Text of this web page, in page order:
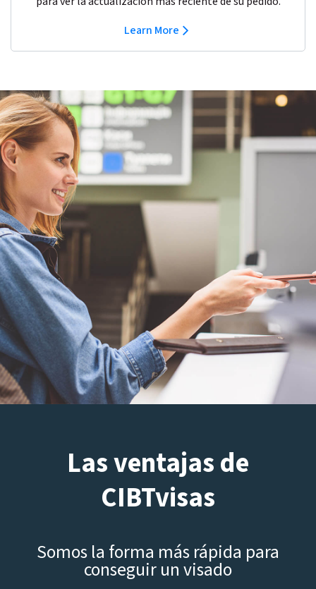
Learn More
Las ventajas de
CIBTvisas
Somos la forma más rápida para
conseguir un visado